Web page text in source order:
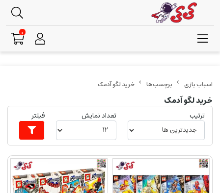
برچسب‌ها خرید لگو آدمک
خرید لگو آدمک
ترتیب تعداد نمایش فیلتر
0